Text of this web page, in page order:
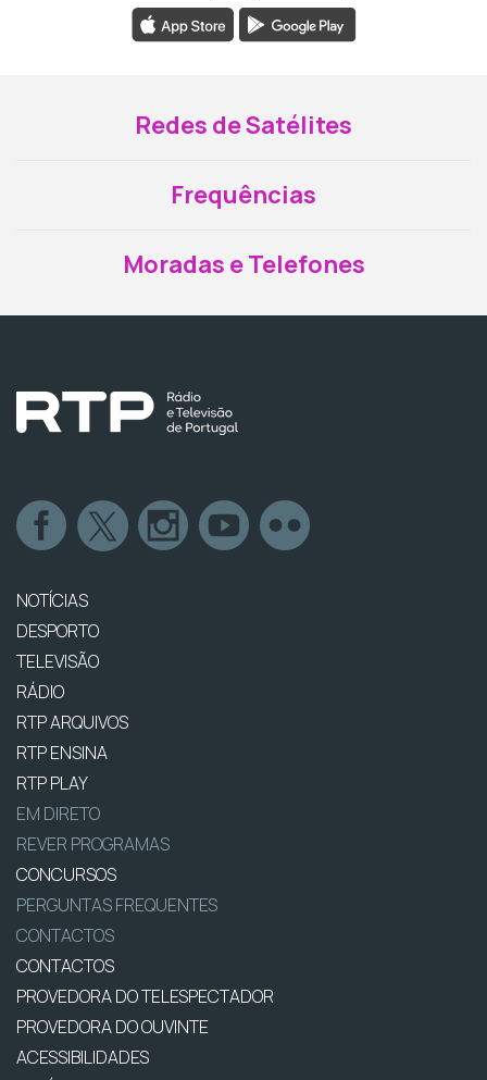
Redes de Satélites
Frequências
Moradas e Telefones
NOTÍCIAS
DESPORTO
TELEVISÃO
RÁDIO
RTP ARQUIVOS
RTP ENSINA
RTP PLAY
EM DIRETO
REVER PROGRAMAS
CONCURSOS
PERGUNTAS FREQUENTES
CONTACTOS
CONTACTOS
PROVEDORA DO TELESPECTADOR
PROVEDORA DO OUVINTE
ACESSIBILIDADES